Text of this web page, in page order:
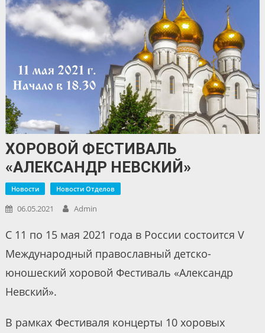
ХОРОВОЙ ФЕСТИВАЛЬ
«АЛЕКСАНДР НЕВСКИЙ»
Новости Новости Отделов
06.05.2021 Admin
С 11 по 15 мая 2021 года в России состоится V
Международный православный детско-
юношеский хоровой Фестиваль «Александр
Невский».
В рамках Фестиваля концерты 10 хоровых